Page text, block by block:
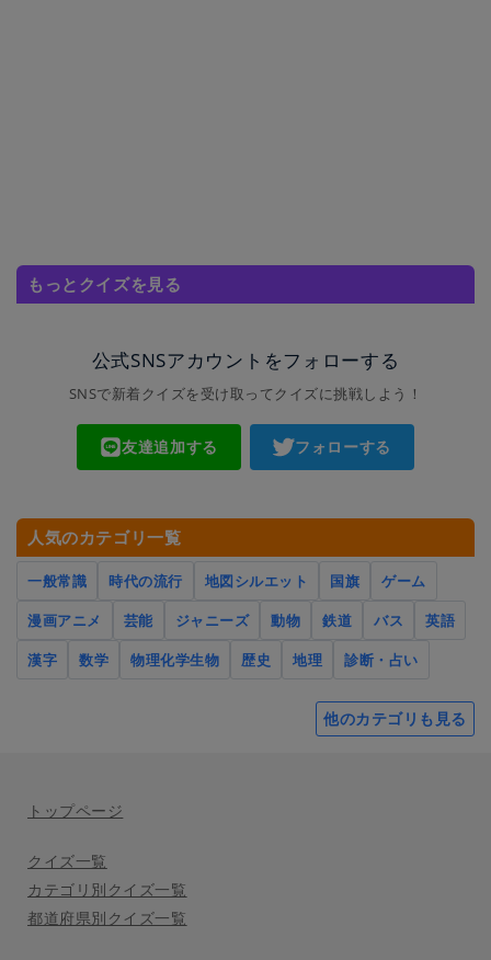
もっとクイズを見る
公式SNSアカウントをフォローする
SNSで新着クイズを受け取ってクイズに挑戦しよう！
友達追加する フォローする
人気のカテゴリ一覧
一般常識 時代の流行 地図シルエット 国旗
ゲーム
漫画アニメ
芸能 ジャニーズ 動物 鉄道 バス
英語
漢字
数学 物理化学生物 歴史 地理 診断・占い
他のカテゴリも見る
トップページ
クイズ一覧
カテゴリ別クイズ一覧
都道府県別クイズ一覧